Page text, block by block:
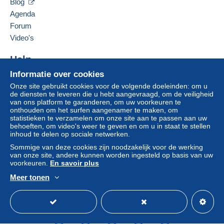
Als de verkoopvoorwaarden van de verkoper
clausules bevatten met betrekking tot de betaling,
moeten deze als nietig worden beschouwd. De
Delcampe, zoals gedefinieerd in de
toepassing zijn.
Aankopen moeten worden betaald binnen14
dagenna ontvangst van de eindafrekening van de
verkoper.
Garantie:
koper.
Om de termijnen voor terugzending en
het Delcampe-charter
Les frais de port sont ceux appliqués par
Informatie over cookies
Onze site gebruikt cookies voor de volgende doeleinden: om u
de diensten te leveren die u hebt aangevraagd, om de veiligheid
van ons platform te garanderen, om uw voorkeuren te
onthouden om het surfen aangenamer te maken, om
statistieken te verzamelen om onze site aan te passen aan uw
behoeften, om video's weer te geven en om u in staat te stellen
inhoud te delen op sociale netwerken.
Sommige van deze cookies zijn noodzakelijk voor de werking
van onze site, andere kunnen worden ingesteld op basis van uw
voorkeuren. En savoir plus
Meer tonen
Agenda
Forum
Video's
Help
Hulpcentrum
Kopen op Delcampe
Verkopen op Delcampe
Een beveiligde website